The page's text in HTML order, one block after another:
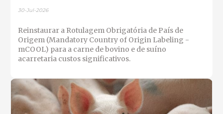
30-Jul-2026
Reinstaurar a Rotulagem Obrigatória de País de
Origem (Mandatory Country of Origin Labeling -
mCOOL) para a carne de bovino e de suíno
acarretaria custos significativos.